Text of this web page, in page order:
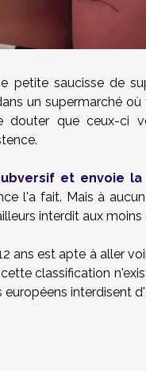
petite saucisse de
un supermarché
douter que ceux-ci
et envoie la
l'a fait. Mais à
interdit aux moins
ans est apte à aller
classification
interdisent